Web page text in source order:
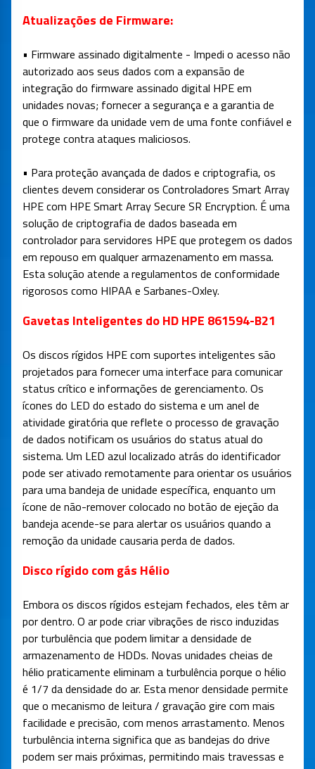
Atualizações de Firmware:
• Firmware assinado digitalmente - Impedi o acesso não
autorizado aos seus dados com a expansão de
integração do firmware assinado digital HPE em
unidades novas; fornecer a segurança e a garantia de
que o firmware da unidade vem de uma fonte confiável e
protege contra ataques maliciosos.
• Para proteção avançada de dados e criptografia, os
clientes devem considerar os Controladores Smart Array
HPE com HPE Smart Array Secure SR Encryption. É uma
solução de criptografia de dados baseada em
controlador para servidores HPE que protegem os dados
em repouso em qualquer armazenamento em massa.
Esta solução atende a regulamentos de conformidade
rigorosos como HIPAA e Sarbanes-Oxley.
Gavetas Inteligentes do HD HPE 861594-B21
Os discos rígidos HPE com suportes inteligentes são
projetados para fornecer uma interface para comunicar
status crítico e informações de gerenciamento. Os
ícones do LED do estado do sistema e um anel de
atividade giratória que reflete o processo de gravação
de dados notificam os usuários do status atual do
sistema. Um LED azul localizado atrás do identificador
pode ser ativado remotamente para orientar os usuários
para uma bandeja de unidade específica, enquanto um
ícone de não-remover colocado no botão de ejeção da
bandeja acende-se para alertar os usuários quando a
remoção da unidade causaria perda de dados.
Disco rígido com gás Hélio
Embora os discos rígidos estejam fechados, eles têm ar
por dentro. O ar pode criar vibrações de risco induzidas
por turbulência que podem limitar a densidade de
armazenamento de HDDs. Novas unidades cheias de
hélio praticamente eliminam a turbulência porque o hélio
é 1/7 da densidade do ar. Esta menor densidade permite
que o mecanismo de leitura / gravação gire com mais
facilidade e precisão, com menos arrastamento. Menos
turbulência interna significa que as bandejas do drive
podem ser mais próximas, permitindo mais travessas e